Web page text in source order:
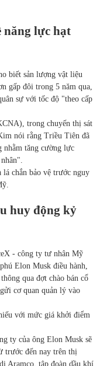
năng lực hạt
biết sản lượng vật liệu
gấp đôi trong 5 năm qua,
sự với tốc độ "theo cấp
trong chuyến thị sát
nói rằng Triều Tiên đã
nhằm tăng cường lực
chắn bảo vệ trước nguy
huy động kỷ
- công ty tư nhân Mỹ
Elon Musk điều hành,
qua đợt chào bán cổ
cơ quan quản lý vào
với mức giá khởi điểm
ty của ông Elon Musk sẽ
trước đến nay trên thị
Aramco, tập đoàn dầu khí